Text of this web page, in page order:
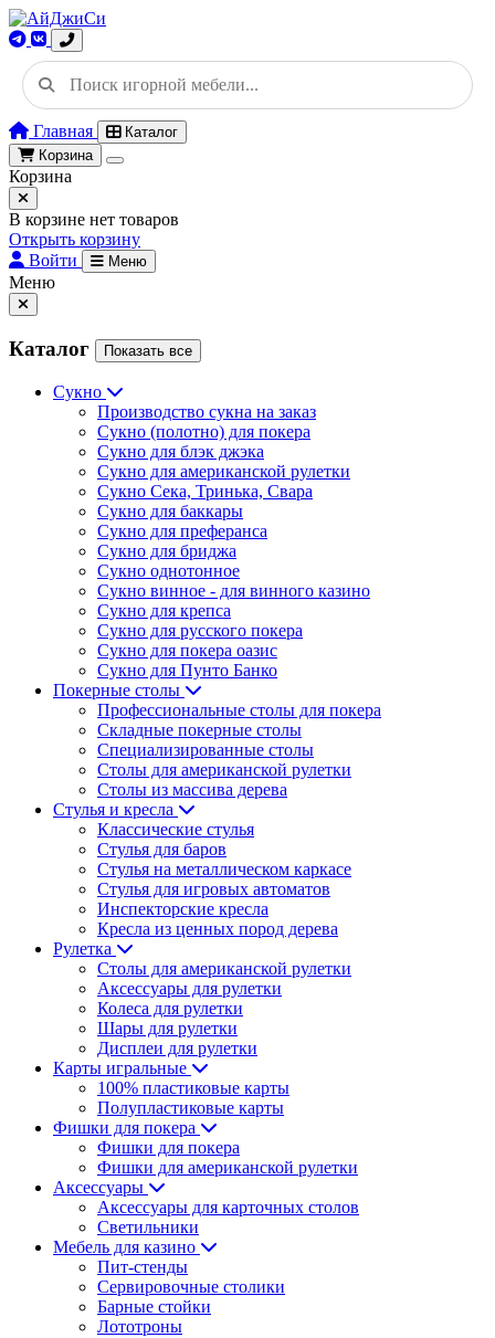
Главная
Каталог
Корзина
Корзина
В корзине нет товаров
Открыть корзину
Войти
Меню
Меню
Каталог Показать все
Сукно
Производство сукна на заказ
Сукно (полотно) для покера
Сукно для блэк джэка
Сукно для американской рулетки
Сукно Сека, Тринька, Свара
Сукно для баккары
Сукно для преферанса
Сукно для бриджа
Сукно однотонное
Сукно винное - для винного казино
Сукно для крепса
Сукно для русского покера
Сукно для покера оазис
Сукно для Пунто Банко
Покерные столы
Профессиональные столы для покера
Складные покерные столы
Специализированные столы
Столы для американской рулетки
Столы из массива дерева
Стулья и кресла
Классические стулья
Стулья для баров
Стулья на металлическом каркасе
Стулья для игровых автоматов
Инспекторские кресла
Кресла из ценных пород дерева
Рулетка
Столы для американской рулетки
Аксессуары для рулетки
Колеса для рулетки
Шары для рулетки
Дисплеи для рулетки
Карты игральные
100% пластиковые карты
Полупластиковые карты
Фишки для покера
Фишки для покера
Фишки для американской рулетки
Аксессуары
Аксессуары для карточных столов
Светильники
Мебель для казино
Пит-стенды
Сервировочные столики
Барные стойки
Лототроны